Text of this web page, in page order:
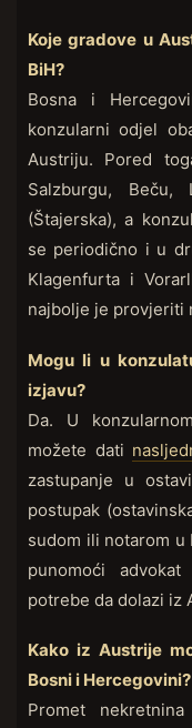
Koje gradove u
BiH?
Bosna i
konzularni odjel
Austriju. Pored
Salzburgu,
(Štajerska), a
se periodično i u
Klagenfurta i
najbolje je provjeriti
Mogu li u
izjavu?
Da. U
možete dati
zastupanje u
postupak
sudom ili notarom u
punomoći
potrebe da dolazi iz
Kako iz Austrije
Bosni i Hercegovini?
Promet